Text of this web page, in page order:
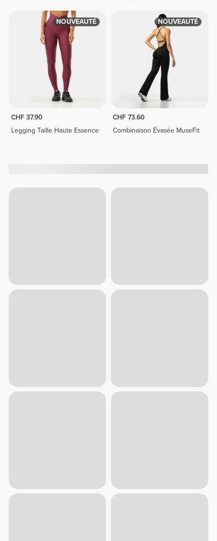
NOUVEAUTÉ
CHF 37.90
Legging Taille Haute Essence
NOUVEAUTÉ
CHF 73.60
Combinaison Évasée MuseFit